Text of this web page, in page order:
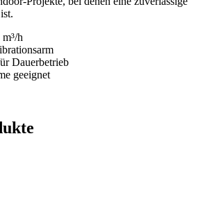
h
Dauerbetrieb
geeignet